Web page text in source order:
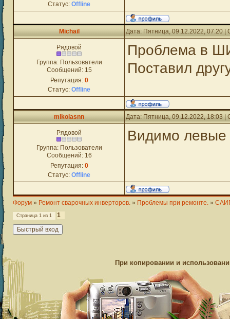
Статус: Offline
Michail Дата: Пятница, 09.12.2022, 07:20
Рядовой
Группа: Пользователи
Сообщений: 15
Репутация: 0
Статус: Offline
Проблема в
Поставил
mikolasnn Дата: Пятница, 09.12.2022, 18:03
Рядовой
Группа: Пользователи
Сообщений: 16
Репутация: 0
Статус: Offline
Видимо
Форум » Ремонт сварочных инверторов. » Проблемы при ремонте. »
Страница 1 из 1 1
При копировании и